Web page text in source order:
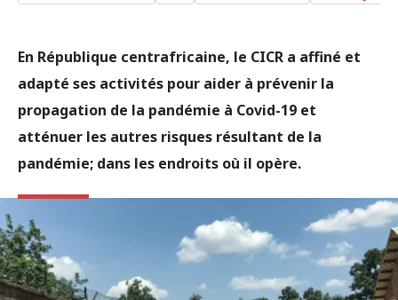
En République centrafricaine, le CICR a affiné et
adapté ses activités pour aider à prévenir la
propagation de la pandémie à Covid-19 et
atténuer les autres risques résultant de la
pandémie; dans les endroits où il opère.